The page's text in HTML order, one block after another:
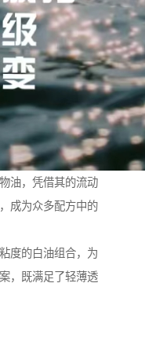
油，凭借其的流动
成为众多配方中的
度的白油组合，为
，既满足了轻薄透